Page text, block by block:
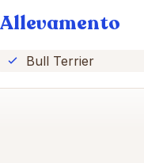
Allevamento
Bull Terrier